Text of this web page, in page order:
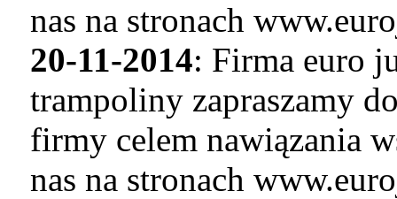
nas na stronach
20-11-2014: Firma euro
trampoliny zapraszamy
firmy celem nawiązania
nas na stronach